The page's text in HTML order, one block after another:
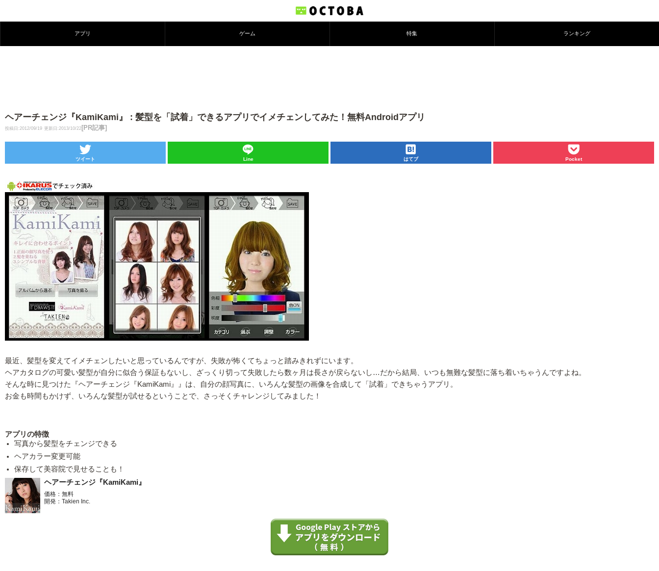
アプリ ゲーム 特集 ランキング
ヘアーチェンジ『KamiKami』 : 髪型を「試着」できるアプリでイメチェンしてみた！無料Androidアプリ
投稿日:2012/09/19 更新日:2013/10/22 [PR記事]
ツイート Line はてブ Pocket
最近、髪型を変えてイメチェンしたいと思っているんですが、失敗が怖くてちょっと踏みきれずにいます。
ヘアカタログの可愛い髪型が自分に似合う保証もないし、ざっくり切って失敗したら数ヶ月は長さが戻らないし…だから結局、いつも無難な髪型に落ち着いちゃうんですよね。
そんな時に見つけた『ヘアーチェンジ『KamiKami』』は、自分の顔写真に、いろんな髪型の画像を合成して「試着」できちゃうアプリ。
お金も時間もかけず、いろんな髪型が試せるということで、さっそくチャレンジしてみました！
アプリの特徴
写真から髪型をチェンジできる
ヘアカラー変更可能
保存して美容院で見せることも！
ヘアーチェンジ『KamiKami』
価格：無料
開発：Takien Inc.